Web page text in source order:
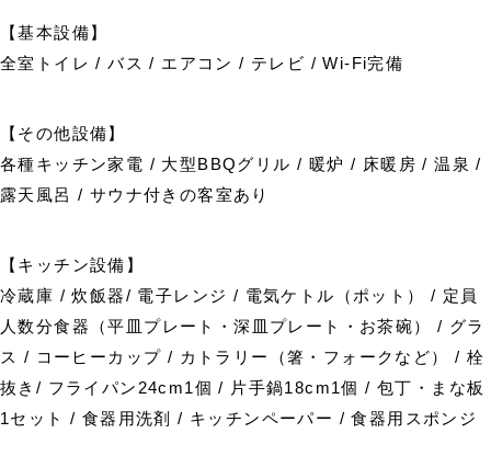
【基本設備】
全室トイレ / バス / エアコン / テレビ / Wi-Fi完備
【その他設備】
各種キッチン家電 / 大型BBQグリル / 暖炉 / 床暖房 / 温泉 /
露天風呂 / サウナ付きの客室あり
【キッチン設備】
冷蔵庫 / 炊飯器/ 電子レンジ / 電気ケトル（ポット） / 定員
人数分食器（平皿プレート・深皿プレート・お茶碗） / グラ
ス / コーヒーカップ / カトラリー（箸・フォークなど） / 栓
抜き/ フライパン24cm1個 / 片手鍋18cm1個 / 包丁・まな板
1セット / 食器用洗剤 / キッチンペーパー / 食器用スポンジ